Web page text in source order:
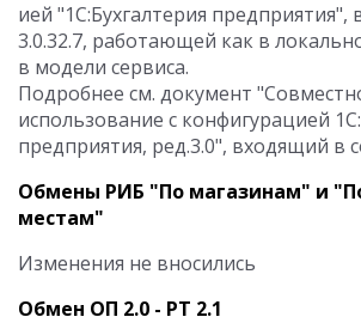
ией "1С:Бухгалтерия предприятия",
3.0.32.7, работающей как в
в модели сервиса.
Подробнее см. документ
использование с конфигурацией
предприятия, ред.3.0", входящий в
Обмены РИБ "По магазинам" и
местам"
Изменения не вносились
Обмен ОП 2.0 - РТ 2.1